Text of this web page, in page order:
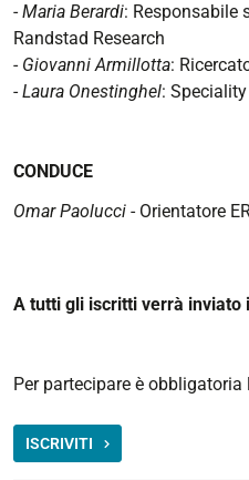
-Maria Berardi: Responsabile
Randstad Research
- Giovanni Armillotta:
-Laura Onestinghel:
CONDUCE
Omar Paolucci - Orientatore
A tutti gli iscritti verrà inviato
Per partecipare è obbligatoria
ISCRIVITI